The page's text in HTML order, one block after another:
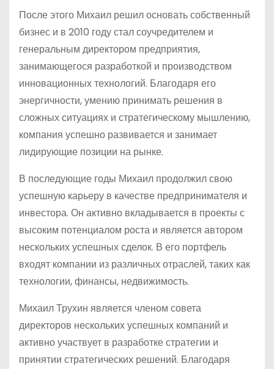
После этого Михаил решил основать собственный
бизнес и в 2010 году стал соучредителем и
генеральным директором предприятия,
занимающегося разработкой и производством
инновационных технологий. Благодаря его
энергичности, умению принимать решения в
сложных ситуациях и стратегическому мышлению,
компания успешно развивается и занимает
лидирующие позиции на рынке.
В последующие годы Михаил продолжил свою
успешную карьеру в качестве предпринимателя и
инвестора. Он активно вкладывается в проекты с
высоким потенциалом роста и является автором
нескольких успешных сделок. В его портфель
входят компании из различных отраслей, таких как
технологии, финансы, недвижимость.
Михаил Трухин является членом совета
директоров нескольких успешных компаний и
активно участвует в разработке стратегии и
принятии стратегических решений. Благодаря